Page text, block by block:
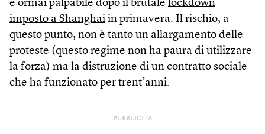
è ormai palpabile dopo il brutale lockdown
imposto a Shanghai in primavera. Il rischio, a
questo punto, non è tanto un allargamento delle
proteste (questo regime non ha paura di utilizzare
la forza) ma la distruzione di un contratto sociale
che ha funzionato per trent’anni.
PUBBLICITÀ